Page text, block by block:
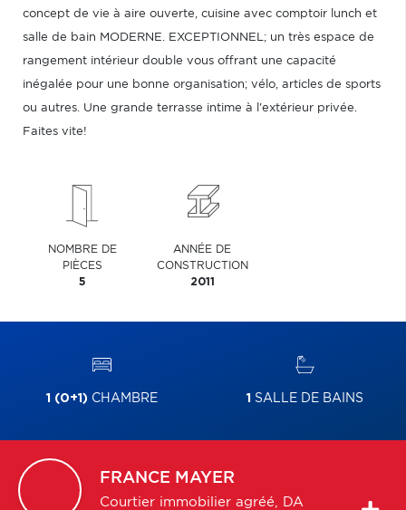
concept de vie à aire ouverte, cuisine avec comptoir lunch et
salle de bain MODERNE. EXCEPTIONNEL; un très espace de
rangement intérieur double vous offrant une capacité
inégalée pour une bonne organisation; vélo, articles de sports
ou autres. Une grande terrasse intime à l'extérieur privée.
Faites vite!
NOMBRE DE
PIÈCES
5
ANNÉE DE
CONSTRUCTION
2011
1 (0+1) CHAMBRE 1 SALLE DE BAINS
FRANCE MAYER
Courtier immobilier agréé, DA